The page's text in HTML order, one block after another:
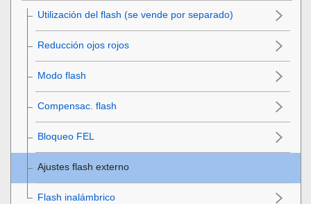
Utilización del flash (se vende por separado)
Reducción ojos rojos
Modo flash
Compensac. flash
Bloqueo FEL
Ajustes flash externo
Flash inalámbrico